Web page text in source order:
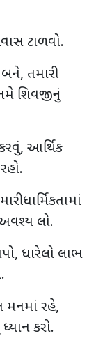
ટાળવો.
તમારી
શિવજીનું
આર્થિક
ધાર્મિકતામાં
લો.
ધારેલો લાભ
મનમાં રહે,
કરો.